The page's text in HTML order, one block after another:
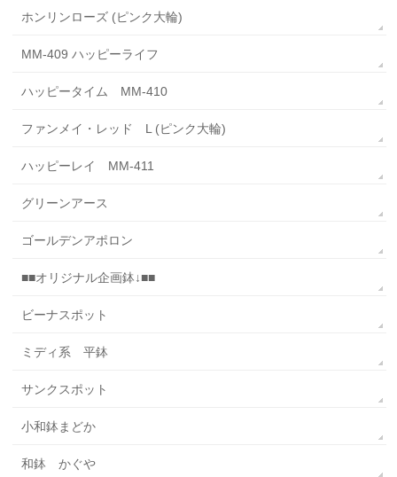
ホンリンローズ (ピンク大輪)
MM-409 ハッピーライフ
ハッピータイム MM-410
ファンメイ・レッド L (ピンク大輪)
ハッピーレイ MM-411
グリーンアース
ゴールデンアポロン
■■オリジナル企画鉢↓■■
ビーナスポット
ミディ系 平鉢
サンクスポット
小和鉢まどか
和鉢 かぐや